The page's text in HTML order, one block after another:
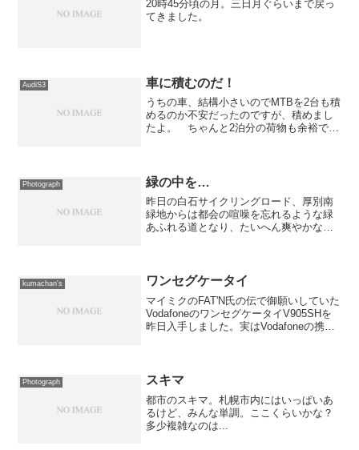
20時45分頃の月。三日月ぐらいまで戻っ
てきました。
AudiS3 車に積むのだ！
うちの車、結構小さいのでMTBを2台も積
めるのか不安だったのですが、積めまし
たよ。 ちゃんと2泊分の荷物も余裕で積
いるのは車に傷を...
Photograph 緑の中を…
昨日の白石サイクリングロード、厚別南
緑地からは都会の喧噪を忘れるような緑
あふれる道となり、たいへん爽やかなサ
kumachan's ワンセグケータイ
マイミクのFAT'N氏の伝で御願いしていた
VodafoneのワンセグケータイV905SHを
昨日入手しました。実はVodafoneの携帯
Photograph スキマ
都市のスキマ。札幌市内にはいっぱいあ
るけど、みんな単調。ここくらいかな？
多少複雑なのは...